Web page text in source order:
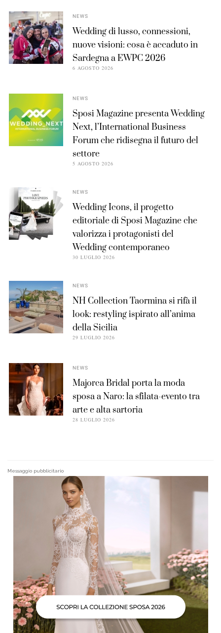
NEWS
Wedding di lusso, connessioni,
nuove visioni: cosa è accaduto in
Sardegna a EWPC 2026
6 AGOSTO 2026
NEWS
Sposi Magazine presenta Wedding
Next, l’International Business
Forum che ridisegna il futuro del
settore
5 AGOSTO 2026
NEWS
Wedding Icons, il progetto
editoriale di Sposi Magazine che
valorizza i protagonisti del
Wedding contemporaneo
30 LUGLIO 2026
NEWS
NH Collection Taormina si rifà il
look: restyling ispirato all’anima
della Sicilia
29 LUGLIO 2026
NEWS
Majorca Bridal porta la moda
sposa a Naro: la sfilata-evento tra
arte e alta sartoria
28 LUGLIO 2026
Messaggio pubblicitario